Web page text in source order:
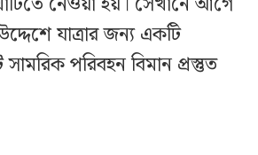
যাত্রার জন্য একটি
পরিবহন বিমান প্রস্তুত